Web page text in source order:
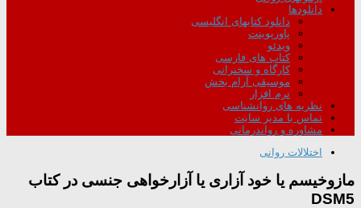
دانلودها
دانلود کتابهای انگلیسی
پاورپوینت
ویدئو
کتاب های فارسی
کارگاه و سخنرانی
موسیقی آرام بخش
نرم افزار
نظریه های روانشناسی
تماس با مدیر سایت
مشاوره و رواندرمانی
اختلالات روانی
مازوخیسم یا خود آزاری یا آزارخواهی جنسی در کتاب
DSM5